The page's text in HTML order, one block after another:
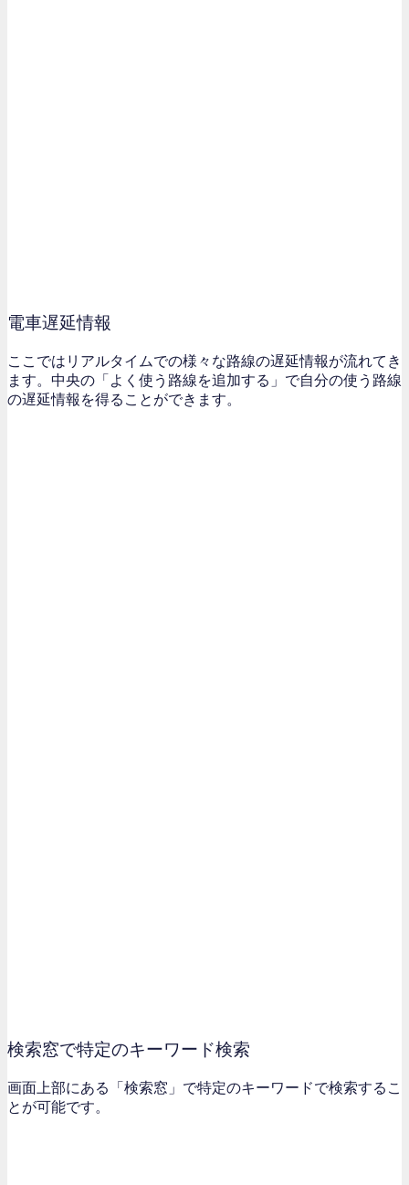
電車遅延情報
ここではリアルタイムでの様々な路線の遅延情報が流れてき
ます。中央の「よく使う路線を追加する」で自分の使う路線
の遅延情報を得ることができます。
検索窓で特定のキーワード検索
画面上部にある「検索窓」で特定のキーワードで検索するこ
とが可能です。